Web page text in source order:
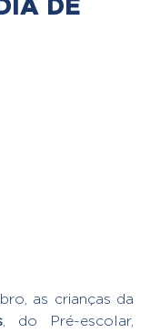
DE
de 5 estrelas.
as crianças da
, do Pré-escolar,